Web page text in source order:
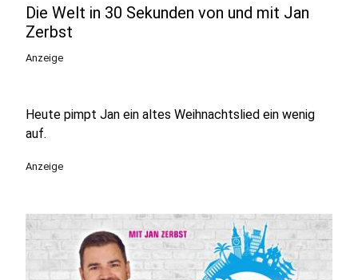
Die Welt in 30 Sekunden von und mit Jan
Zerbst
Anzeige
Heute pimpt Jan ein altes Weihnachtslied ein wenig
auf.
Anzeige